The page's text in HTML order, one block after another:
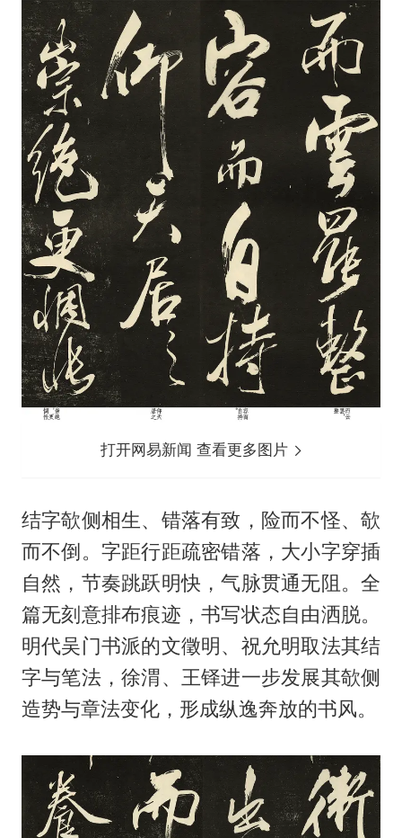
打开网易新闻 查看更多图片
结字欹侧相生、错落有致，险而不怪、欹
而不倒。字距行距疏密错落，大小字穿插
自然，节奏跳跃明快，气脉贯通无阻。全
篇无刻意排布痕迹，书写状态自由洒脱。
明代吴门书派的文徵明、祝允明取法其结
字与笔法，徐渭、王铎进一步发展其欹侧
造势与章法变化，形成纵逸奔放的书风。